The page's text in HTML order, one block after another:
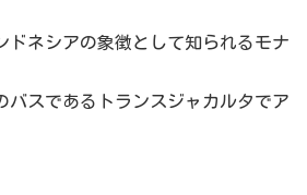
ドネシアの象徴として知られるモナ
バスであるトランスジャカルタでア